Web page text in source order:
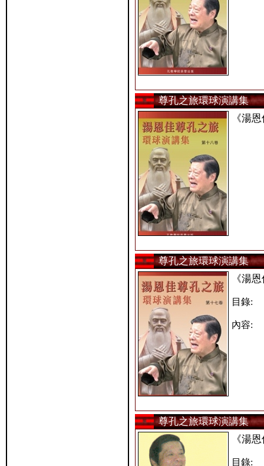
尊孔之旅環球演講集
《湯
尊孔之旅環球演講集
《湯
目錄:
內容:
尊孔之旅環球演講集
《湯
目錄: